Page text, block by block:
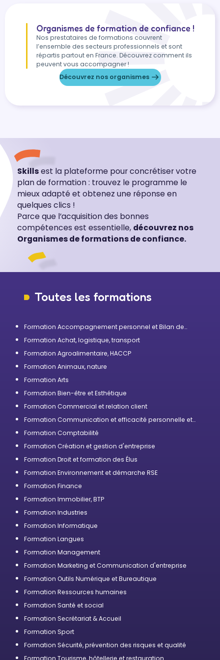
Organismes de formation de confiance !
Nos prestataires de formations couvrent
l’ensemble des secteurs professionnels et sont
répartis partout en France. Découvrez comment ils
peuvent vous accompagner !
Découvrez nos organismes
Skillsest la plateforme pour concrétiser votre
plan de formation : trouvez le programme le
mieux adapté et obtenez une réponse en
quelques clics !
Parce que l’acquisition des bonnes
compétences est essentielle, découvrez nos
Organismes de formations de confiance.
Toutes les formations
Formation Accompagnement personnel et Bilan de
Formation Achat, logistique, transport
Formation Agroalimentaire, HACCP
Formation Animaux, nature
Formation Arts
Formation Bien-être et Esthétique
Formation Commercial et relation client
Formation Communication et efficacité personnelle et
Formation Comptabilité
Formation Création et gestion d'entreprise
Formation Droit et formation des Élus
Formation Environnement et démarche RSE
Formation Finance
Formation Immobilier, BTP
Formation Industries
Formation Informatique
Formation Langues
Formation Management
Formation Marketing et Communication d'entreprise
Formation Outils Numérique et Bureautique
Formation Ressources humaines
Formation Santé et social
Formation Secrétariat & Accueil
Formation Sport
Formation Sécurité, prévention des risques et qualité
Formation Tourisme, hôtellerie et restauration